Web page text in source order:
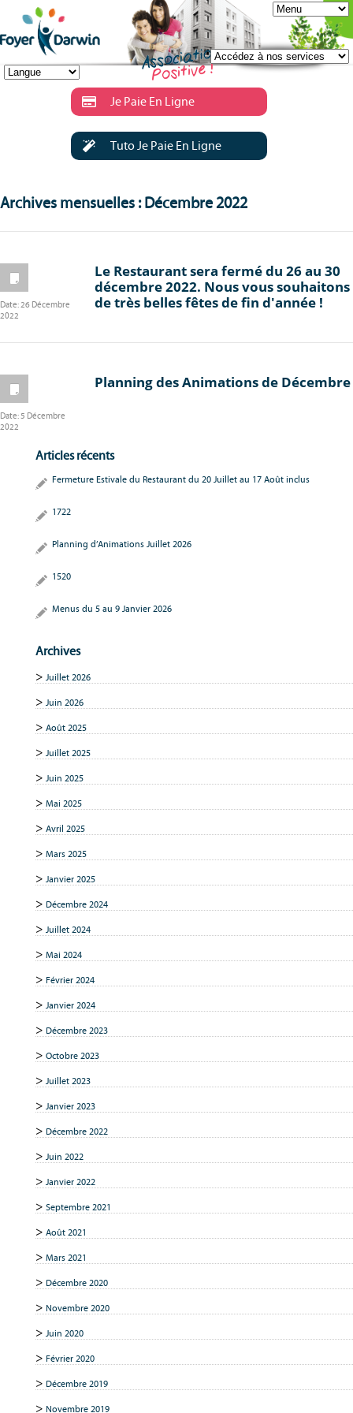
Je Paie En Ligne
Tuto Je Paie En Ligne
Archives mensuelles : Décembre 2022
Date:26 Décembre
2022
Le Restaurant sera fermé du 26 au 30
décembre 2022. Nous vous souhaitons
de très belles fêtes de fin d'année !
Date:5 Décembre
2022
Planning des Animations de Décembre
Articles récents
Fermeture Estivale du Restaurant du 20 Juillet au 17 Août inclus
1722
Planning d’Animations Juillet 2026
1520
Menus du 5 au 9 Janvier 2026
Archives
Juillet 2026
Juin 2026
Août 2025
Juillet 2025
Juin 2025
Mai 2025
Avril 2025
Mars 2025
Janvier 2025
Décembre 2024
Juillet 2024
Mai 2024
Février 2024
Janvier 2024
Décembre 2023
Octobre 2023
Juillet 2023
Janvier 2023
Décembre 2022
Juin 2022
Janvier 2022
Septembre 2021
Août 2021
Mars 2021
Décembre 2020
Novembre 2020
Juin 2020
Février 2020
Décembre 2019
Novembre 2019